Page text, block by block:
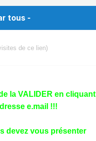
tous -
de ce lien)
la VALIDER en cliquant
e.mail !!!
devez vous présenter